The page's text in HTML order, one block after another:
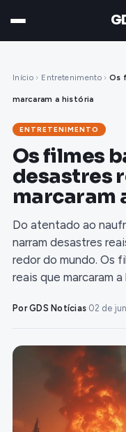
Início › Entretenimento › Os
marcaram a história
ENTRETENIMENTO
Os filmes
desastres
marcaram
Do atentado ao
narram desastres
redor do mundo. Os
reais que marcaram
Por GDS Notícias·02 de